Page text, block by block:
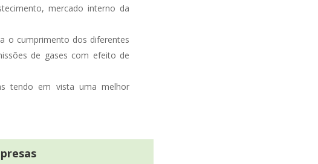
mercado interno da
o cumprimento dos diferentes
de gases com efeito de
tendo em vista uma melhor